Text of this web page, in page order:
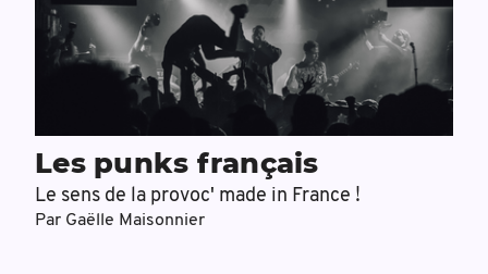
Les punks français
Le sens de la provoc' made in France !
Par Gaëlle Maisonnier